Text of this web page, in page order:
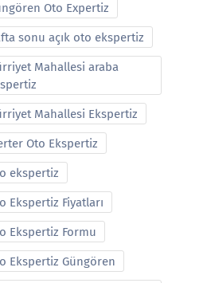
Oto Expertiz
sonu açık oto ekspertiz
Mahallesi araba
Mahallesi Ekspertiz
Oto Ekspertiz
ekspertiz
Ekspertiz Fiyatları
Ekspertiz Formu
Ekspertiz Güngören